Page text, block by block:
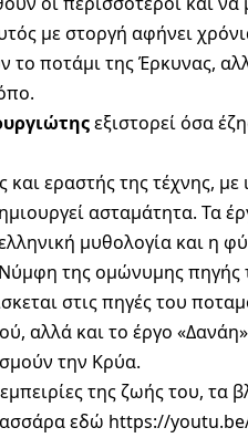
με στοργή αφήνει
ποτάμι της Έρκυνας,
εξιστορεί όσα
εραστής της τέχνης, με
ασταμάτητα. Τα
μυθολογία και η
της ομώνυμης πηγής
στις πηγές του
αλλά και το έργο
την Κρύα.
της ζωής του, τα
εδώ https://youtu.be/